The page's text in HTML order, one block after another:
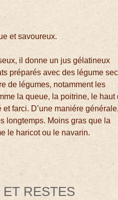
et savoureux.
il donne un jus gélatineux
préparés avec des légume
de légumes, notamment les
la queue, la poitrine, le haut
farci. D’une maniére
longtemps. Moins gras que la
le haricot ou le navarin.
RESTES